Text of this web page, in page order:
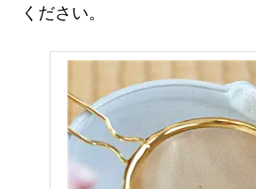
ください。